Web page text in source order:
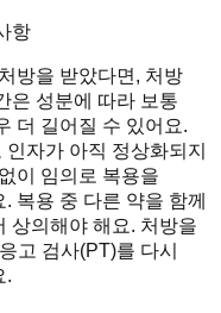
항
방을 받았다면, 처방
은 성분에 따라 보통
더 길어질 수 있어요.
자가 아직 정상화되지
이 임의로 복용을
복용 중 다른 약을 함께
상의해야 해요. 처방을
고 검사(PT)를 다시
.